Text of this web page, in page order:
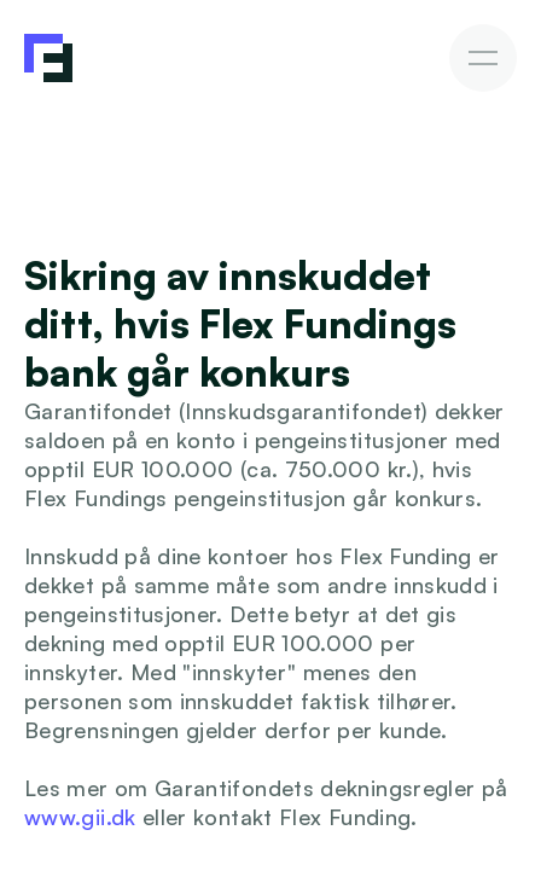
Finansiering
For investorer
Kunnskap
Bli investor
Logg inn
Sikring av innskuddet
ditt, hvis Flex Fundings
bank går konkurs
Garantifondet (Innskudsgarantifondet) dekker
saldoen på en konto i pengeinstitusjoner med
opptil EUR 100.000 (ca. 750.000 kr.), hvis
Flex Fundings pengeinstitusjon går konkurs.
Innskudd på dine kontoer hos Flex Funding er
dekket på samme måte som andre innskudd i
pengeinstitusjoner. Dette betyr at det gis
dekning med opptil EUR 100.000 per
innskyter. Med "innskyter" menes den
personen som innskuddet faktisk tilhører.
Begrensningen gjelder derfor per kunde.
Les mer om Garantifondets dekningsregler på
www.gii.dk eller kontakt Flex Funding.